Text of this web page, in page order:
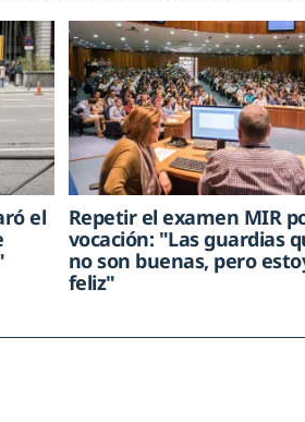
el
Repetir el examen MIR
vocación: "Las guardias
no son buenas, pero
feliz"